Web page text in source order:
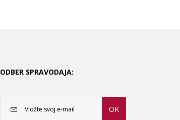
ODBER SPRAVODAJA:
OK